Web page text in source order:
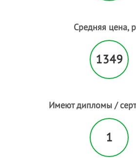
Средняя цена,
1349
Имеют дипломы /
1